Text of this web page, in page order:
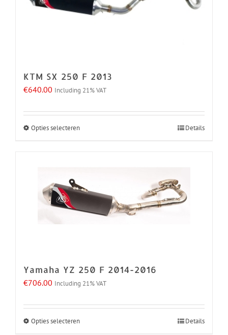
KTM SX 250 F 2013
€640.00 Including 21% VAT
Opties selecterenDit
variaties.
optie
op
de
Details
Yamaha YZ 250 F 2014-2016
€706.00 Including 21% VAT
Opties selecterenDit
Details